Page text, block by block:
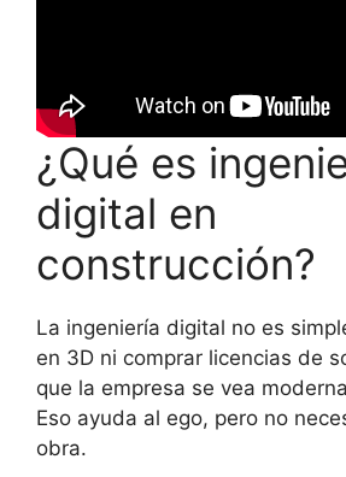
¿Qué es
digital en
construcción?
La ingeniería digital no es
en 3D ni comprar licencias de
que la empresa se vea
Eso ayuda al ego, pero no
obra.